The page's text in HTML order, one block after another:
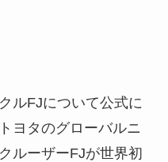
ルFJについて公式に
ヨタのグローバルニ
ルーザーFJが世界初